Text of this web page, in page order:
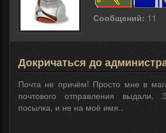
Сообщений: 11
Докричаться до
Почта не причём! Просто мне в
почтового отправления
посылка, и не на моё имя..